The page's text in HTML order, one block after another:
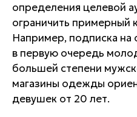
определения целевой
ограничить примерный
Например, подписка на
в первую очередь
большей степени
магазины одежды
девушек от 20 лет.